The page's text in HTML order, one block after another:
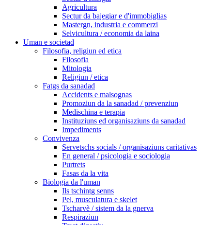
Agricultura
Sectur da bajegiar e d'immobiglias
Mastergn, industria e commerzi
Selvicultura / economia da laina
Uman e societad
Filosofia, religiun ed etica
Filosofia
Mitologia
Religiun / etica
Fatgs da sanadad
Accidents e malsognas
Promoziun da la sanadad / prevenziun
Medischina e terapia
Instituziuns ed organisaziuns da sanadad
Impediments
Convivenza
Servetschs socials / organisaziuns caritativas
En general / psicologia e sociologia
Purtrets
Fasas da la vita
Biologia da l'uman
Ils tschintg senns
Pel, musculatura e skelet
Tscharvè / sistem da la gnerva
Respiraziun